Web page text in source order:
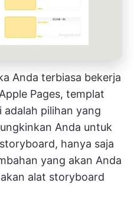
Anda terbiasa bekerja
Pages, templat
pilihan yang
Anda untuk
hanya saja
yang akan Anda
alat storyboard